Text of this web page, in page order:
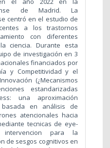
de Madrid. La
centró en el estudio de
a los trastornos
con diferentes
ciencia. Durante esta
de investigación en 3
financiados por
y Competitividad y el
(¿Mecanismos
estandarizadas
una aproximación
basada en análisis de
atencionales hacia
tecnicas de eye-
para la
de sesgos cognitivos en